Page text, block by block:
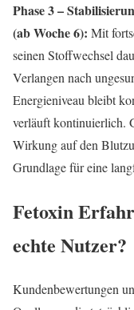
Phase 3 –
(ab Woche 6): Mit
seinen Stoffwechsel
Verlangen nach
Energieniveau bleibt
verläuft kontinuierlich.
Wirkung auf den
Grundlage für eine
Fetoxin
echte Nutzer?
Kundenbewertungen